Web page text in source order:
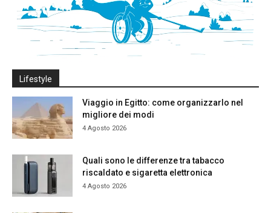
Lifestyle
Viaggio in Egitto: come organizzarlo nel
migliore dei modi
4 Agosto 2026
Quali sono le differenze tra tabacco
riscaldato e sigaretta elettronica
4 Agosto 2026